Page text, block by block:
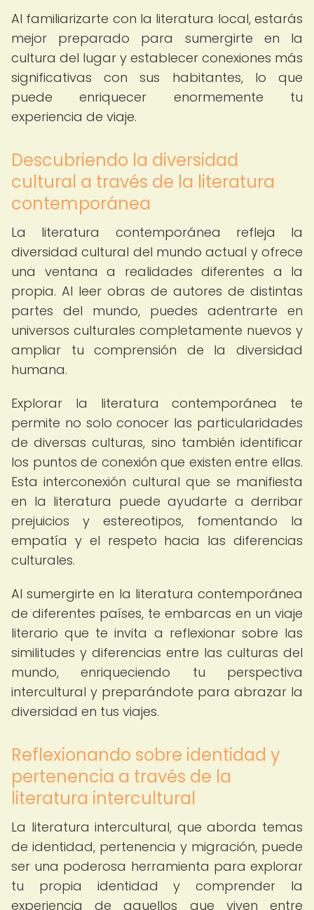
Al familiarizarte con la literatura local, estarás
mejor preparado para sumergirte en la
cultura del lugar y establecer conexiones más
significativas con sus habitantes, lo que
puede enriquecer enormemente tu
experiencia de viaje.
Descubriendo la diversidad
cultural a través de la literatura
contemporánea
La literatura contemporánea refleja la
diversidad cultural del mundo actual y ofrece
una ventana a realidades diferentes a la
propia. Al leer obras de autores de distintas
partes del mundo, puedes adentrarte en
universos culturales completamente nuevos y
ampliar tu comprensión de la diversidad
humana.
Explorar la literatura contemporánea te
permite no solo conocer las particularidades
de diversas culturas, sino también identificar
los puntos de conexión que existen entre ellas.
Esta interconexión cultural que se manifiesta
en la literatura puede ayudarte a derribar
prejuicios y estereotipos, fomentando la
empatía y el respeto hacia las diferencias
culturales.
Al sumergirte en la literatura contemporánea
de diferentes países, te embarcas en un viaje
literario que te invita a reflexionar sobre las
similitudes y diferencias entre las culturas del
mundo, enriqueciendo tu perspectiva
intercultural y preparándote para abrazar la
diversidad en tus viajes.
Reflexionando sobre identidad y
pertenencia a través de la
literatura intercultural
La literatura intercultural, que aborda temas
de identidad, pertenencia y migración, puede
ser una poderosa herramienta para explorar
tu propia identidad y comprender la
experiencia de aquellos que viven entre